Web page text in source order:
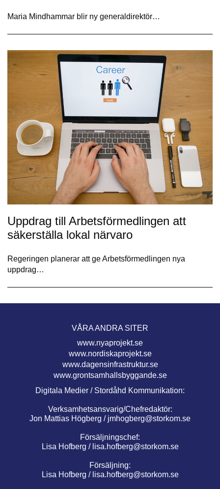
Maria Mindhammar blir ny generaldirektör…
Uppdrag till Arbetsförmedlingen att
säkerställa lokal närvaro
Regeringen planerar att ge Arbetsförmedlingen nya
uppdrag…
VÅRA ANDRA SITER
www.nyaprojekt.se
www.nordiskaprojekt.se
www.dagensinfrastruktur.se
www.grontsamhallsbyggande.se
Digitala Medier / Stordåhd Kommunikation:
Verksamhetsansvarig/Chefredaktör:
Jon Mattias Högberg / jmhogberg@storkom.se
Försäljningschef:
Lisa Hofberg / lisa.hofberg@storkom.se
Försäljning:
Lisa Hofberg / lisa.hofberg@storkom.se